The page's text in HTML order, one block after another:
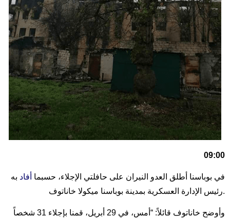
09:00
في بوباسنا أطلق العدو النيران على حافلتي الإجلاء، حسبما أفاد به
رئيس الإدارة العسكرية بمدينة بوباسنا ميكولا خاناتوف.
وأوضح خاناتوف قائلاً: “أمس، في 29 أبريل، قمنا بإجلاء 31 شخصاً